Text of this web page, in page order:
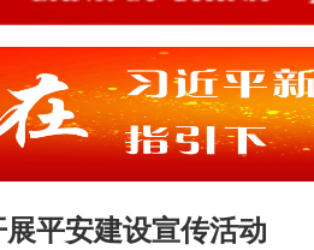
平安建设宣传活动